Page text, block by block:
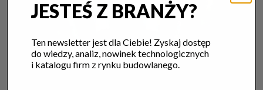
JESTEŚ Z BRANŻY?
Ten newsletter jest dla Ciebie! Zyskaj dostęp
do wiedzy, analiz, nowinek technologicznych
i katalogu firm z rynku budowlanego.